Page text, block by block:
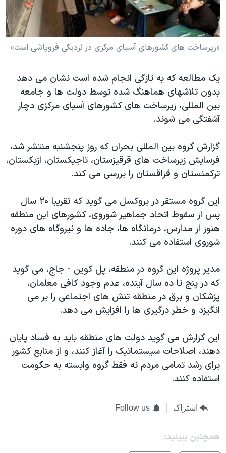
فرهنگ و زندگی
حقوق شهروندی
اقتصادی
اسرائیل در جنگ
گالری عکس
آرشیو پخش زنده
مستندها
انتخابات ریاست جمهوری آمریکا ۲۰۲۴
حمله جمهوری اسلامی به اسرائیل
ورزش زنان در ایران
اعتراضات زن، زندگی، آزادی
مجموعه مستندهای دادخواهی
دادگاه حمید نوری
چهل سال گروگان‌گیری
اعتراضات مردمی آبان ۹۸
اسرائیل در جنگ
نرگس محمدی برنده جایزه نوبل صلح
همایش محافظه‌کاران آمریکا «سی‌پک»
صفحه‌های ویژه
سفر پرزیدنت ترامپ به چین
دنبال کنید
زبانهای مختلف
«زیرساخت های کشورهای آسیای مرکزی در نزدیکی فروپاشی است»
یک مطالعه که به تازگی انجام شده است نشان می دهد
بدون تلاشهای هماهنگ شده توسط دولت ها و جامعه
بین المللی، زیرساخت های کشورهای آسیای مرکزی دچار
آشفتگی می شوند.
گزارش گروه بین المللی بحران که روز پنجشنبه منتشر شد،
فرسایش زیرساخت های قرقیزستان، تاجیکستان، ازبکستان،
ترکمنستان و قزاقستان را بررسی می کند.
اين گروه مستقر در بروکسل می گوید که تقریبا ۲۰ سال
پس از سقوط اتحاد جماهیر شوروی، کشورهای اين منطقه
هنوز از مدارس، درمانگاه ها، جاده ها و نیروگاه های دوره
شوروی استفاده می کنند.
مدیر پروژه این گروه در منطقه، پل کوین - جاج، می گوید
که در پنج تا ده سال آينده، عدم وجود کافی معلمان،
پزشکان و برق در منطقه تنش های اجتماعی را بر می
انگيزد و خطر درگیری ها را افزایش می دهد.
این گزارش می گوید دولت های منطقه باید به فساد پایان
دهند، اصلاحات سیستماتیک را آغاز کنند، و از منابع کشور
برای رشد تمامی مردم نه فقط گروه وابسته به حکومت
استفاده کنند.
اشتراک Follow us
همچنبن ببینید: